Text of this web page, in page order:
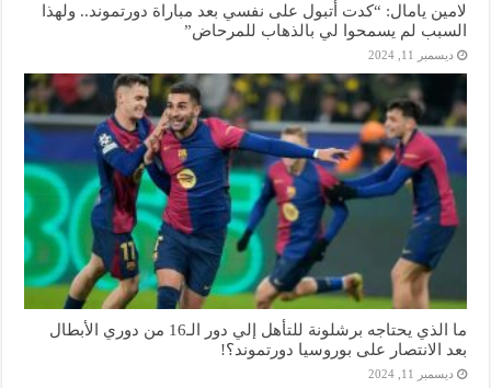
لامين يامال: “كدت أتبول على نفسي بعد مباراة دورتموند.. ولهذا
السبب لم يسمحوا لي بالذهاب للمرحاض”
ديسمبر 11, 2024
ما الذي يحتاجه برشلونة للتأهل إلي دور الـ16 من دوري الأبطال
بعد الانتصار على بوروسيا دورتموند؟!
ديسمبر 11, 2024